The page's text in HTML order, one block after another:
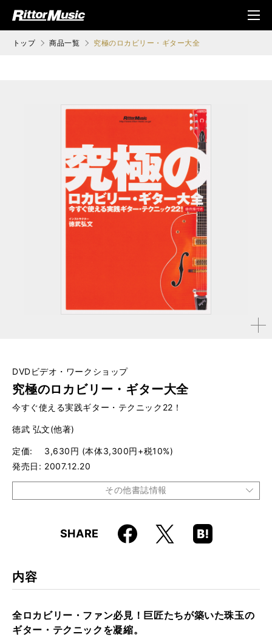
ジック (Rittor Musi
メニ
ュ
トップ 商品一覧 究極のロカビリー・ギター大全
拡大す
DVDビデオ・ワークショップ
究極のロカビリー・ギター大全
今すぐ使える実践ギター・テクニック22！
徳武 弘文(他著)
定価
3,630円 (本体3,300円+税10%)
発売日
2007.12.20
その他書誌情報
ISBN
品番 VWD-207
SHARE Faceboo
k
X
Hatena
Boo
内容
全ロカビリー・ファン必見！巨匠たちが築いた珠玉の
ギター・テクニックを凝縮。